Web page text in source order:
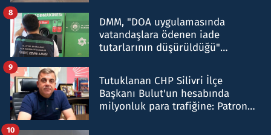
DMM, "DOA uygulamasında
vatandaşlara ödenen iade
tutarlarının düşürüldüğü"
8
Tutuklanan CHP Silivri İlçe
Başkanı Bulut'un hesabında
milyonluk para trafiğine: Patron
9
10